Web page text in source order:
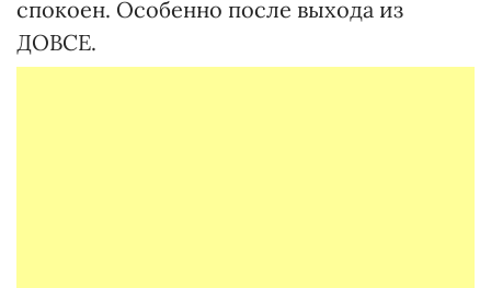
спокоен. Особенно после выхода из
ДОВСЕ.